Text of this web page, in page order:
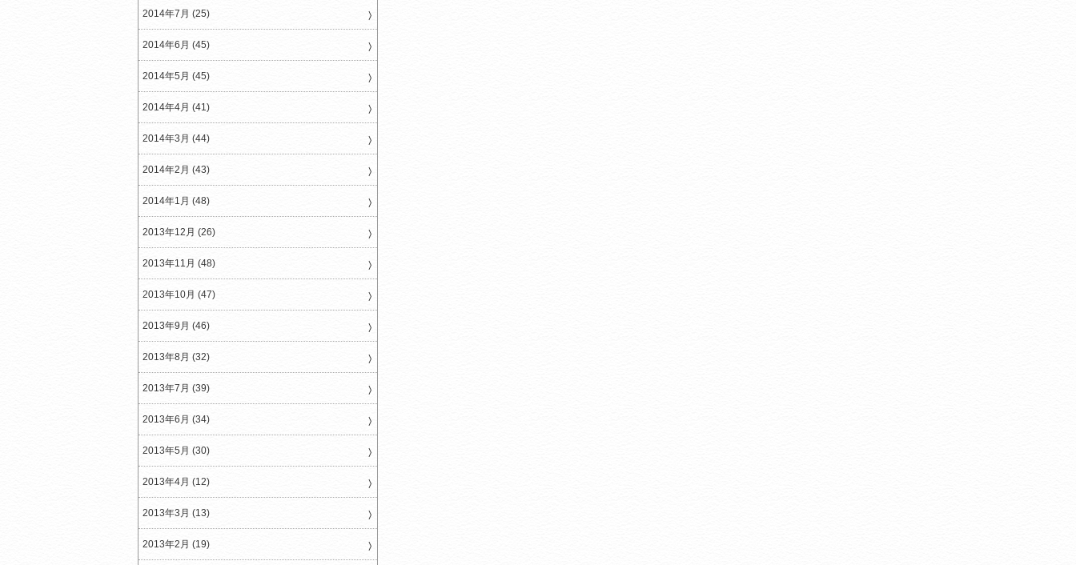
2014年7月 (25)
2014年6月 (45)
2014年5月 (45)
2014年4月 (41)
2014年3月 (44)
2014年2月 (43)
2014年1月 (48)
2013年12月 (26)
2013年11月 (48)
2013年10月 (47)
2013年9月 (46)
2013年8月 (32)
2013年7月 (39)
2013年6月 (34)
2013年5月 (30)
2013年4月 (12)
2013年3月 (13)
2013年2月 (19)